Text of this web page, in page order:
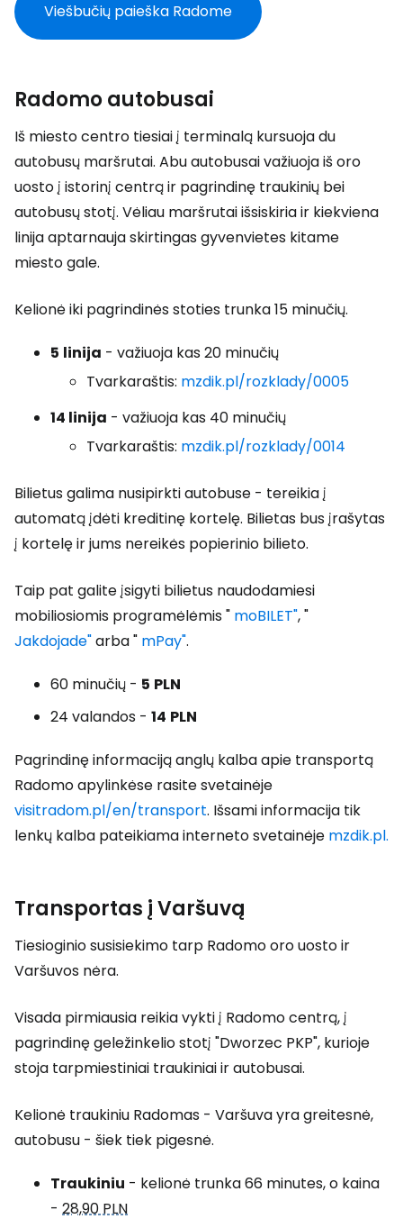
Viešbučių paieška Radome
Radomo autobusai
Iš miesto centro tiesiai į terminalą kursuoja du
autobusų maršrutai. Abu autobusai važiuoja iš oro
uosto į istorinį centrą ir pagrindinę traukinių bei
autobusų stotį. Vėliau maršrutai išsiskiria ir kiekviena
linija aptarnauja skirtingas gyvenvietes kitame
miesto gale.
Kelionė iki pagrindinės stoties trunka 15 minučių.
5 linija - važiuoja kas 20 minučių
Tvarkaraštis: mzdik.pl/rozklady/0005
14 linija - važiuoja kas 40 minučių
Tvarkaraštis: mzdik.pl/rozklady/0014
Bilietus galima nusipirkti autobuse - tereikia į
automatą įdėti kreditinę kortelę. Bilietas bus įrašytas
į kortelę ir jums nereikės popierinio bilieto.
Taip pat galite įsigyti bilietus naudodamiesi
mobiliosiomis programėlėmis " moBILET", "
Jakdojade"arba " mPay".
60 minučių - 5 PLN
24 valandos - 14 PLN
Pagrindinę informaciją anglų kalba apie transportą
Radomo apylinkėse rasite svetainėje
visitradom.pl/en/transport. Išsami informacija tik
lenkų kalba pateikiama interneto svetainėje mzdik.pl.
Transportas į Varšuvą
Tiesioginio susisiekimo tarp Radomo oro uosto ir
Varšuvos nėra.
Visada pirmiausia reikia vykti į Radomo centrą, į
pagrindinę geležinkelio stotį "Dworzec PKP", kurioje
stoja tarpmiestiniai traukiniai ir autobusai.
Kelionė traukiniu Radomas - Varšuva yra greitesnė,
autobusu - šiek tiek pigesnė.
Traukiniu - kelionė trunka 66 minutes, o kaina
- 28,90 PLN